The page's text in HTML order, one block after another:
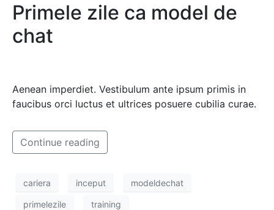
Primele zile ca model de
chat
Aenean imperdiet. Vestibulum ante ipsum primis in
faucibus orci luctus et ultrices posuere cubilia curae.
Continue reading
cariera inceput modeldechat
primelezile training